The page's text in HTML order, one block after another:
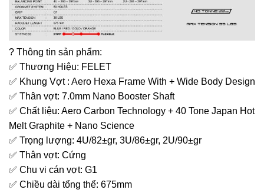
? Thông tin sản phẩm:
✅ Thương Hiệu: FELET
✅ Khung Vợt : Aero Hexa Frame With + Wide Body Design
✅ Thân vợt: 7.0mm Nano Booster Shaft
✅ Chất liệu: Aero Carbon Technology + 40 Tone Japan Hot
Melt Graphite + Nano Science
✅ Trọng lượng: 4U/82±gr, 3U/86±gr, 2U/90±gr
✅ Thân vợt: Cứng
✅ Chu vi cán vợt: G1
✅ Chiều dài tổng thể: 675mm